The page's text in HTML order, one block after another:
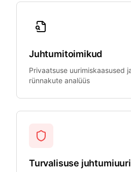
Juhtumitoimikud
Privaatsuse uurimiskaasused
rünnakute analüüs
Turvalisuse